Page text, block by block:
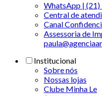
WhatsApp |
Central de
Canal
Assessoria de
Institucional
Sobre nós
Nossas lojas
Clube Minha Le